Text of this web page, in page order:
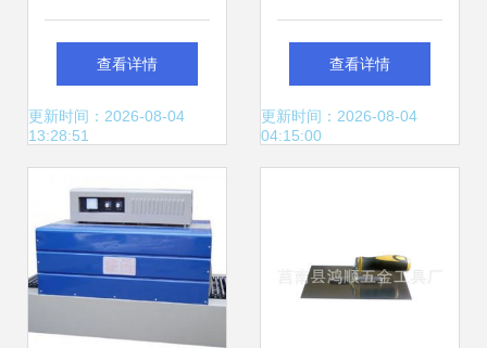
五金工具如何入
账?
查看详情
更新时间：2026-08-04
13:28:51
查看详情
更新时间：2026-08-04
04:15:00